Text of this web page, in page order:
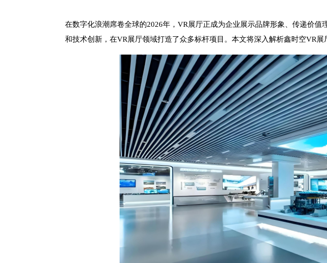
在数字化浪潮席卷全球的2026年，VR展厅正成为企业展示品牌形象、传递价
和技术创新，在VR展厅领域打造了众多标杆项目。本文将深入解析鑫时空VR